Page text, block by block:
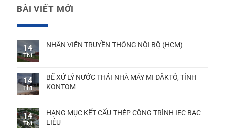
BÀI VIẾT MỚI
14
Th1
NHÂN VIÊN TRUYỀN THÔNG NỘI BỘ (HCM)
14
Th1
BỂ XỬ LÝ NƯỚC THẢI NHÀ MÁY MI ĐĂKTÔ, TỈNH
KONTOM
14
Th1
HẠNG MỤC KẾT CẤU THÉP CÔNG TRÌNH IEC BẠC
LIÊU